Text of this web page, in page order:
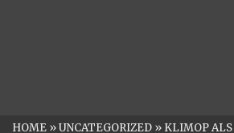
HOME »UNCATEGORIZED » KLIMOP